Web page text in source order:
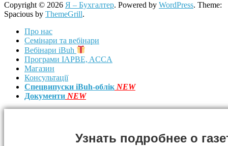
Copyright © 2026 Я – Бухгалтер. Powered by WordPress. Theme:
Spacious by ThemeGrill.
Про нас
Семінари та вебінари
Вебінари iBuh
Програми IAPBE, ACCA
Магазин
Консультації
Спецвипуски iBuh-облік NEW
Документи NEW
Узнать подробнее о